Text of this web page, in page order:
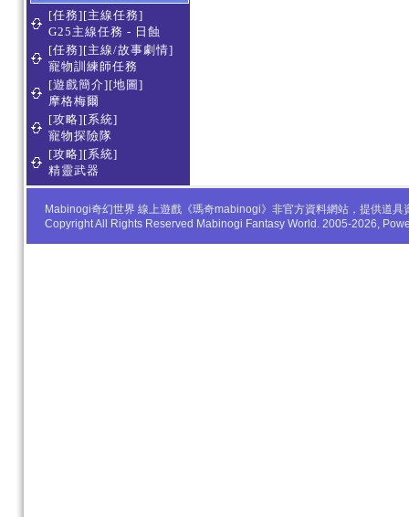
[任務][主線任務]
G25主線任務 - 日蝕
[任務][主線/故事劇情]
寵物訓練師任務
[遊戲簡介][地圖]
摩格梅爾
[攻略][系統]
寵物探險隊
[攻略][系統]
精靈武器
Mabinogi奇幻世界 線上遊戲《瑪奇mabinogi》非官方資料網站，提供道
Copyright All Rights Reserved Mabinogi Fantasy World. 2005-2026,